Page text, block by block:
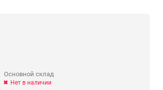
Основной склад
Нет в наличии